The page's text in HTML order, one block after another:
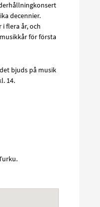
decennier.
flera år, och
för första
bjuds på musik
14.
.